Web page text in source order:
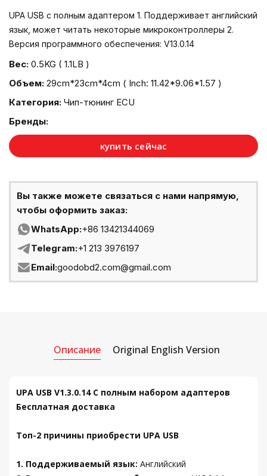
UPA USB с полным адаптером 1. Поддерживает английский
язык, может читать некоторые микроконтроллеры 2.
Версия программного обеспечения: V13.0.14
Вес: 0.5KG ( 1.1LB )
Объем: 29cm*23cm*4cm ( Inch: 11.42*9.06*1.57 )
Категория: Чип-тюнинг ECU
Бренды:
купить сейчас
Вы также можете связаться с нами напрямую,
чтобы оформить заказ:
WhatsApp:+86 13421344069
Telegram:+1 213 3976197
Email:goodobd2.com@gmail.com
Описание Original English Version
UPA USB V1.3.0.14 С полным набором адаптеров
Бесплатная доставка
Топ-2 причины приобрести UPA USB
1. Поддерживаемый язык: Английский